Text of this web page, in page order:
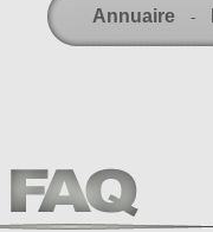
Annuaire -